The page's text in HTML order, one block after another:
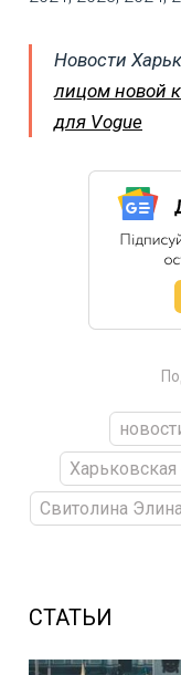
Новости
лицом новой
для Vogue
Харьковская
Свитолина
СТАТЬИ